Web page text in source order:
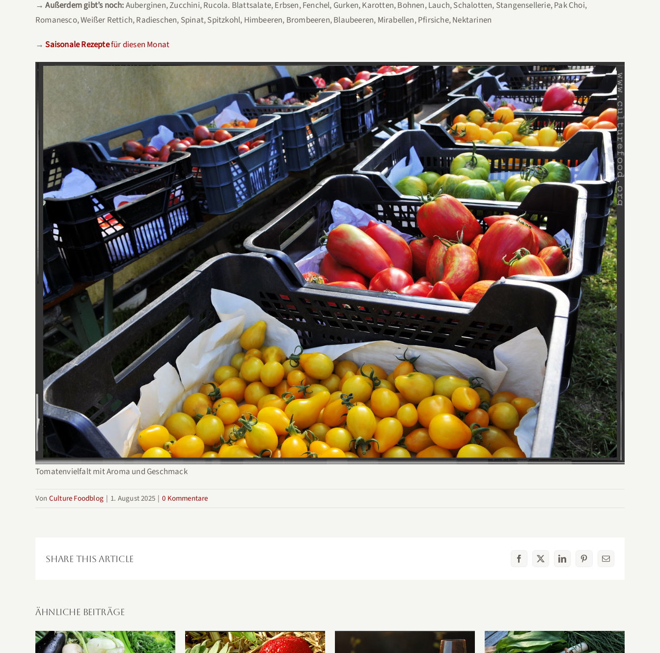
→ Außerdem gibt’s noch:Auberginen, Zucchini, Rucola. Blattsalate, Erbsen, Fenchel, Gurken, Karotten, Bohnen, Lauch, Schalotten, Stangensellerie, Pak Choi,
Romanesco, Weißer Rettich, Radieschen, Spinat, Spitzkohl, Himbeeren, Brombeeren, Blaubeeren, Mirabellen, Pfirsiche, Nektarinen
→Saisonale Rezeptefür diesen Monat
Tomatenvielfalt mit Aroma und Geschmack
Von Culture Foodblog | 1. August 2025 | 0 Kommentare
Share This Article Facebook
X LinkedInPinterest
E-
Ähnliche Beiträge